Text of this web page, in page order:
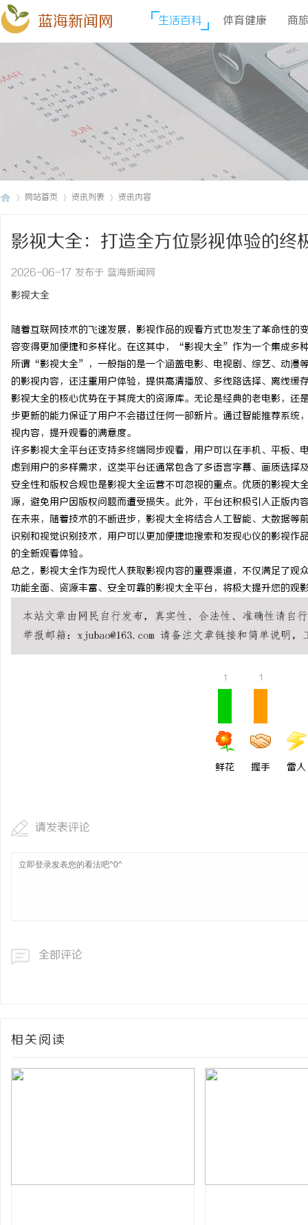
蓝海新闻网 生活百科 体育健康 商
网站首页 资讯列表 资讯内容
影视大全：打造全方位影视体验的终
2026-06-17 发布于 蓝海新闻网
影视大全
随着互联网技术的飞速发展，影视作品的观看方式也发生了革命性
容变得更加便捷和多样化。在这其中，“影视大全”作为一个集成多
所谓“影视大全”，一般指的是一个涵盖电影、电视剧、综艺、动漫
的影视内容，还注重用户体验，提供高清播放、多线路选择、离线
影视大全的核心优势在于其庞大的资源库。无论是经典的老电影，
步更新的能力保证了用户不会错过任何一部新片。通过智能推荐系
视内容，提升观看的满意度。
许多影视大全平台还支持多终端同步观看，用户可以在手机、平板
虑到用户的多样需求，这类平台还通常包含了多语言字幕、画质选择
安全性和版权合规也是影视大全运营不可忽视的重点。优质的影视
源，避免用户因版权问题而遭受损失。此外，平台还积极引入正版内
在未来，随着技术的不断进步，影视大全将结合人工智能、大数据
识别和视觉识别技术，用户可以更加便捷地搜索和发现心仪的影视
的全新观看体验。
总之，影视大全作为现代人获取影视内容的重要渠道，不仅满足了
功能全面、资源丰富、安全可靠的影视大全平台，将极大提升您的观
1
鲜花
1
握手 雷人
请发表评论
全部评论
相关阅读
武汉配眼镜 上海配眼镜